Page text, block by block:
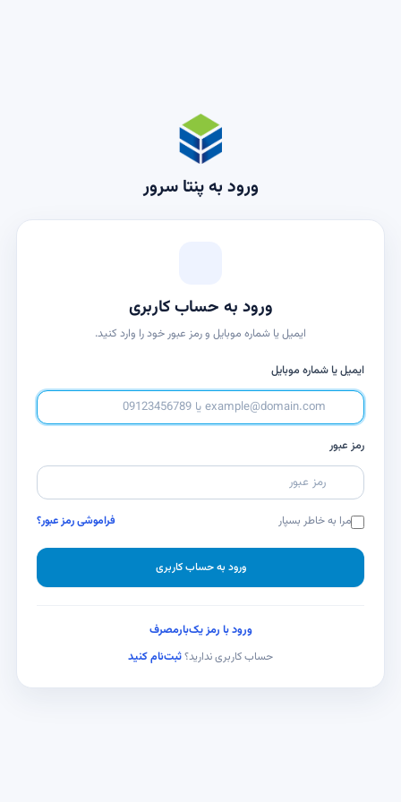
ورود به پنتا سرور
ورود به حساب کاربری
ایمیل یا شماره موبایل و رمز عبور خود را وارد کنید.
ایمیل یا شماره موبایل
رمز عبور
مرا به خاطر بسپار فراموشی رمز عبور؟
ورود به حساب کاربری
ورود با رمز یک‌بارمصرف
حساب کاربری ندارید؟ثبت‌نام کنید